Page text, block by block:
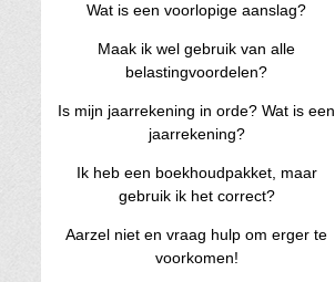
Wat is een voorlopige aanslag?
Maak ik wel gebruik van alle
belastingvoordelen?
Is mijn jaarrekening in orde? Wat is een
jaarrekening?
Ik heb een boekhoudpakket, maar
gebruik ik het correct?
Aarzel niet en vraag hulp om erger te
voorkomen!